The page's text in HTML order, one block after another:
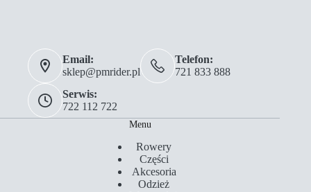
Email:
sklep@pmrider.pl
Telefon:
721 833 888
Serwis:
722 112 722
Menu
Rowery
Części
Akcesoria
Odzież